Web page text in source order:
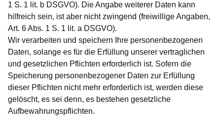
1 S. 1 lit. b DSGVO). Die Angabe weiterer Daten kann
hilfreich sein, ist aber nicht zwingend (freiwillige Angaben,
Art. 6 Abs. 1 S. 1 lit. a DSGVO).
Wir verarbeiten und speichern Ihre personenbezogenen
Daten, solange es für die Erfüllung unserer vertraglichen
und gesetzlichen Pflichten erforderlich ist. Sofern die
Speicherung personenbezogener Daten zur Erfüllung
dieser Pflichten nicht mehr erforderlich ist, werden diese
gelöscht, es sei denn, es bestehen gesetzliche
Aufbewahrungspflichten.